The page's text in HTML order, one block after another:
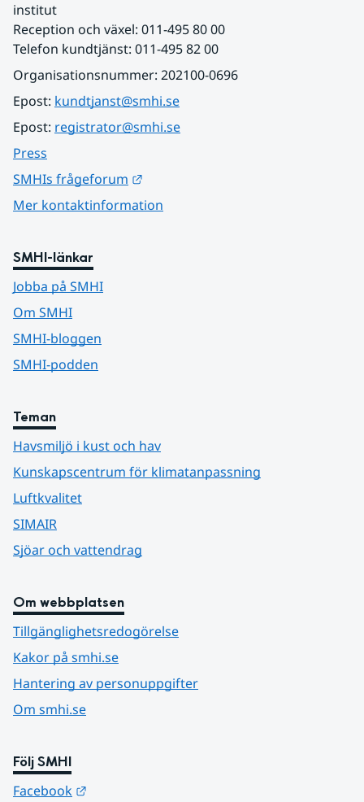
institut
Reception och växel: 011-495 80 00
Telefon kundtjänst: 011-495 82 00
Organisationsnummer: 202100-0696
Epost: kundtjanst@smhi.se
Epost: registrator@smhi.se
Press
SMHIs frågeforum
Mer kontaktinformation
SMHI-länkar
Jobba på SMHI
Om SMHI
SMHI-bloggen
SMHI-podden
Teman
Havsmiljö i kust och hav
Kunskapscentrum för klimatanpassning
Luftkvalitet
SIMAIR
Sjöar och vattendrag
Om webbplatsen
Tillgänglighetsredogörelse
Kakor på smhi.se
Hantering av personuppgifter
Om smhi.se
Följ SMHI
Facebook